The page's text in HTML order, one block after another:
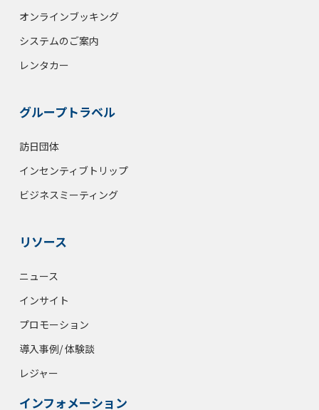
オンラインブッキング
システムのご案内
レンタカー
グループトラベル
訪日団体
インセンティブトリップ
ビジネスミーティング
リソース
ニュース
インサイト
プロモーション
導入事例/ 体験談
レジャー
インフォメーション